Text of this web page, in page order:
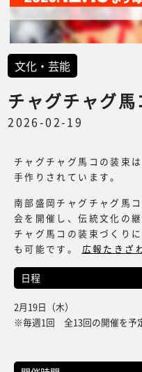
文化・芸能
チャグチャグ
2026-02-19
チャグチャグ馬コの装束
手作りされています。
南部盛岡チャグチャグ馬
会を開催し、伝統文化の
チャグ馬コの装束づくり
も可能です。 広報たきざ
日程
2月19日（木）
※毎週1回 全13回の開催を予